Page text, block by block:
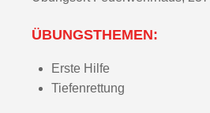
ÜBUNGSTHEMEN:
Erste Hilfe
Tiefenrettung